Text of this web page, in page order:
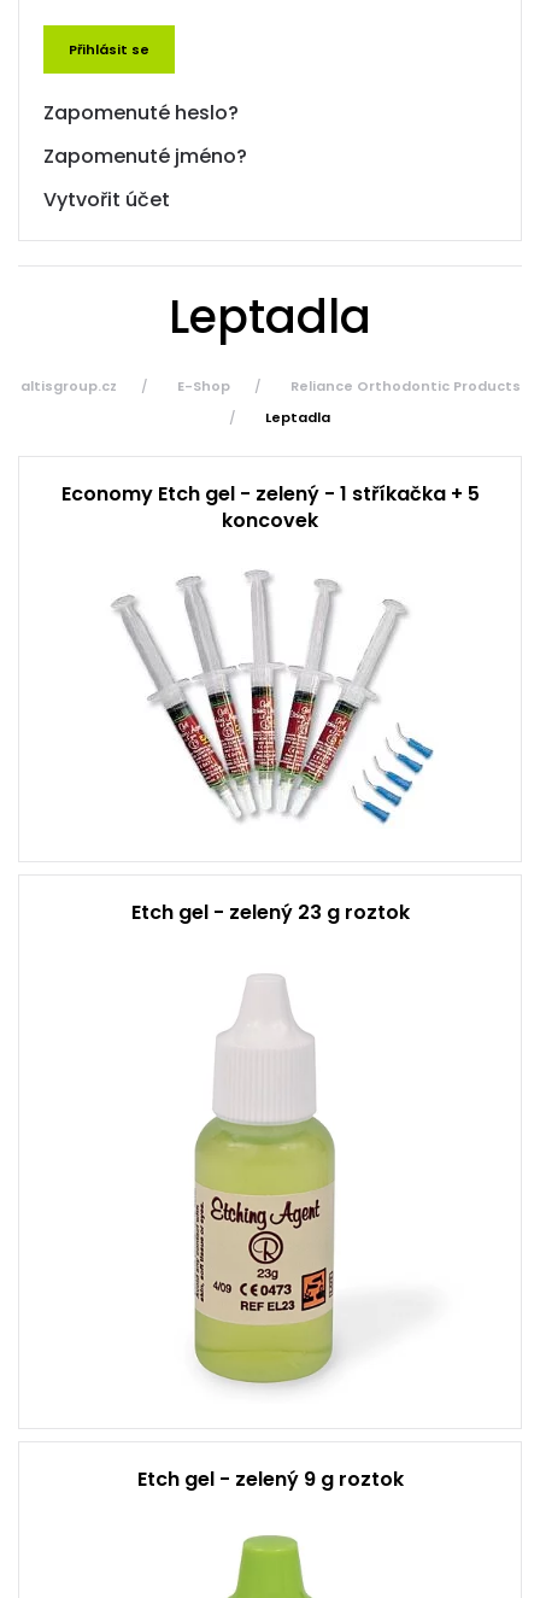
Přihlásit se
Zapomenuté heslo?
Zapomenuté jméno?
Vytvořit účet
Leptadla
altisgroup.cz E-Shop
Reliance Orthodontic Products
Leptadla
Economy Etch gel - zelený - 1 stříkačka + 5
koncovek
Etch gel - zelený 23 g roztok
Etch gel - zelený 9 g roztok